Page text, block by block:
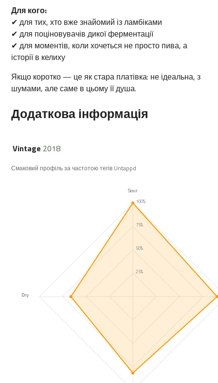
Для кого:
✔ для тих, хто вже знайомий із ламбіками
✔ для поціновувачів дикої ферментації
✔ для моментів, коли хочеться не просто пива, а
історії в келиху
Якщо коротко — це як стара платівка: не ідеальна, з
шумами, але саме в цьому її душа.
Додаткова інформація
Vintage 2018
Смаковий профіль за частотою тегів Untappd
25%
50%
75%
100%
Sour
Dry